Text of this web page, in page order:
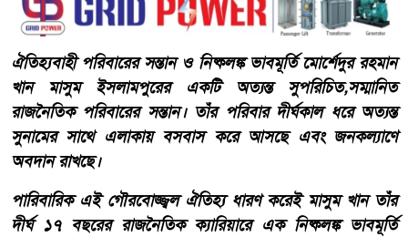
​ঐতিহ্যবাহী পরিবারের সন্তান ও নিষ্কলঙ্ক ভাবমূর্তি ​মোর্শেদুর রহমান
খান মাসুম ইসলামপুরের একটি অত্যন্ত সুপরিচিত,সম্মানিত
রাজনৈতিক পরিবারের সন্তান। তাঁর পরিবার দীর্ঘকাল ধরে অত্যন্ত
সুনামের সাথে এলাকায় বসবাস করে আসছে এবং জনকল্যাণে
অবদান রাখছে।
পারিবারিক এই গৌরবোজ্জ্বল ঐতিহ্য ধারণ করেই মাসুম খান তাঁর
দীর্ঘ ১৭ বছরের রাজনৈতিক ক্যারিয়ারে এক নিষ্কলঙ্ক ভাবমূর্তি